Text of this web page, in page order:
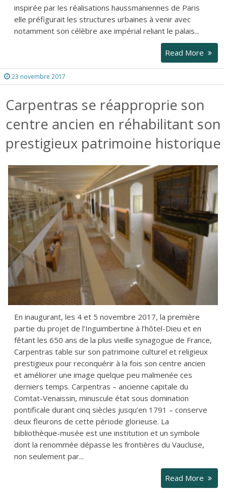
inspirée par les réalisations haussmaniennes de Paris
elle préfigurait les structures urbaines à venir avec
notamment son célèbre axe impérial reliant le palais...
Read More
23 novembre 2017
Carpentras se réapproprie son
centre ancien en réhabilitant son
prestigieux patrimoine historique
En inaugurant, les 4 et 5 novembre 2017, la première
partie du projet de l’Inguimbertine à l’hôtel-Dieu et en
fêtant les 650 ans de la plus vieille synagogue de France,
Carpentras table sur son patrimoine culturel et religieux
prestigieux pour reconquérir à la fois son centre ancien
et améliorer une image quelque peu malmenée ces
derniers temps. Carpentras – ancienne capitale du
Comtat-Venaissin, minuscule état sous domination
pontificale durant cinq siècles jusqu’en 1791 – conserve
deux fleurons de cette période glorieuse. La
bibliothèque-musée est une institution et un symbole
dont la renommée dépasse les frontières du Vaucluse,
non seulement par...
Read More